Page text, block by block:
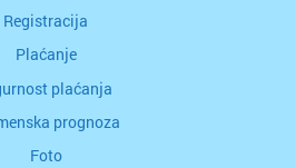
Registracija
Plaćanje
plaćanja
prognoza
Foto